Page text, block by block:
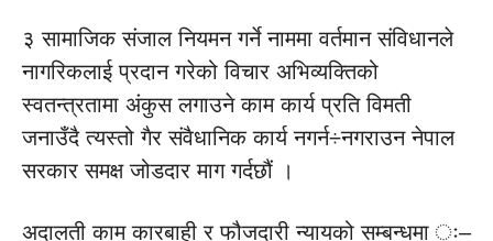
३ सामाजिक संजाल नियमन गर्ने नाममा वर्तमान संविधानले
नागरिकलाई प्रदान गरेको विचार अभिव्यक्तिको
स्वतन्त्रतामा अंकुस लगाउने काम कार्य प्रति विमती
जनाउँदै त्यस्तो गैर संवैधानिक कार्य नगर्न÷नगराउन नेपाल
सरकार समक्ष जोडदार माग गर्दछौं ।
अदालती काम कारबाही र फौजदारी न्यायको सम्बन्धमा ः–